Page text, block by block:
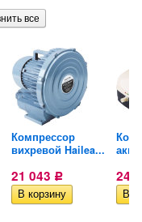
Компрессор
вихревой Hailea...
21 043 Р 24